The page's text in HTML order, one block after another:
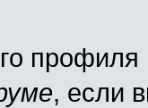
, если